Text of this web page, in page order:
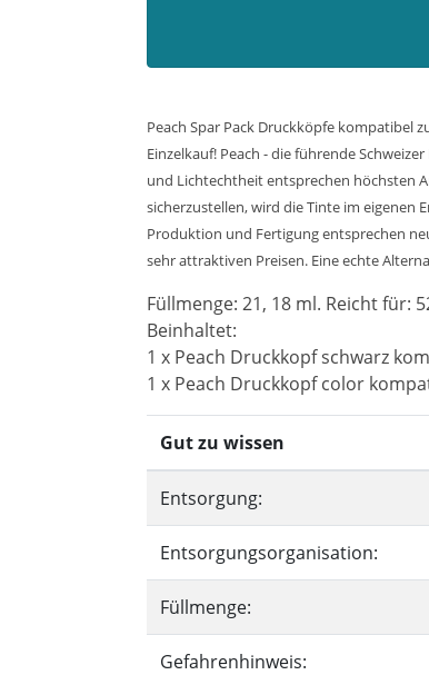
Peach Spar Pack Druckköpfe kompatibel
Einzelkauf! Peach - die führende
und Lichtechtheit entsprechen höchsten
sicherzustellen, wird die Tinte im eigenen
Produktion und Fertigung entsprechen
sehr attraktiven Preisen. Eine echte
Füllmenge: 21, 18 ml. Reicht für:
Beinhaltet:
1 x Peach Druckkopf schwarz
1 x Peach Druckkopf color
Gut zu wissen
Entsorgung:
Entsorgungsorganisation:
Füllmenge:
Gefahrenhinweis: